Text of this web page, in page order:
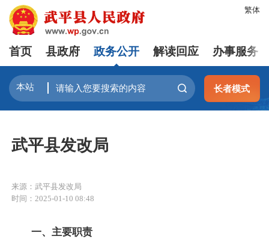
繁体
首页 县政府 政务公开 解读回应 办事服务
长者模式
武平县发改局
来源：武平县发改局
时间：2025-01-10 08:48
一、主要职责